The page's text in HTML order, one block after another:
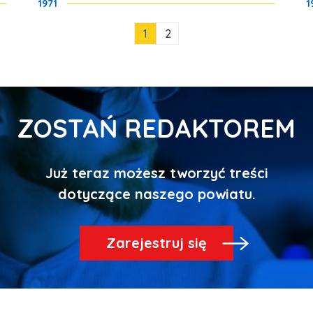
1971
1 2
ZOSTAŃ REDAKTOREM
Już teraz możesz tworzyć treści
Zarejestruj się